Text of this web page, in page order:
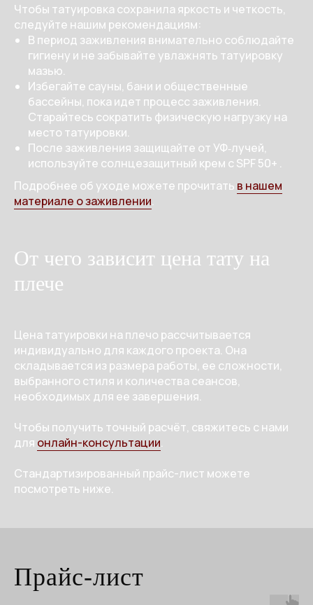
Чтобы татуировка сохранила яркость и четкость,
следуйте нашим рекомендациям:
В период заживления внимательно соблюдайте
гигиену и не забывайте увлажнять татуировку
мазью.
Избегайте сауны, бани и общественные
бассейны, пока идет процесс заживления.
Старайтесь сократить физическую нагрузку на
место татуировки.
После заживления защищайте от УФ‑лучей,
используйте солнцезащитный крем с SPF 50+ .
Подробнее об уходе можете прочитать в нашем
материале о заживлении.
От чего зависит цена тату на
плече
Цена татуировки на плечо рассчитывается
индивидуально для каждого проекта. Она
складывается из размера работы, ее сложности,
выбранного стиля и количества сеансов,
необходимых для ее завершения.
Чтобы получить точный расчёт, свяжитесь с нами
для онлайн-консультации.
Стандартизированный прайс-лист можете
посмотреть ниже.
Прайс-лист